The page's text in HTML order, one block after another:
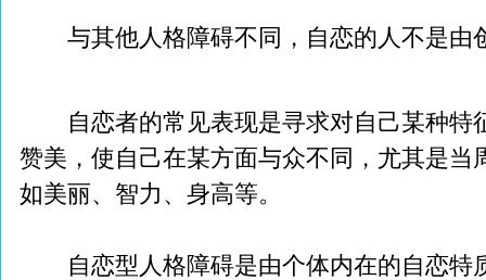
与其他人格障碍不同，自恋的人不是由
自恋者的常见表现是寻求对自己某种特
赞美，使自己在某方面与众不同，尤其是当
如美丽、智力、身高等。
自恋型人格障碍是由个体内在的自恋特